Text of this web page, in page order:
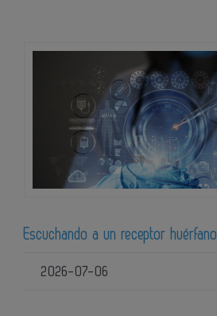
Escuchando a un receptor huérfano
2026-07-06